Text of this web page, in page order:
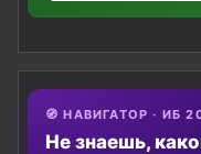
🧭 НАВИГАТОР · ИБ
Не знаешь,